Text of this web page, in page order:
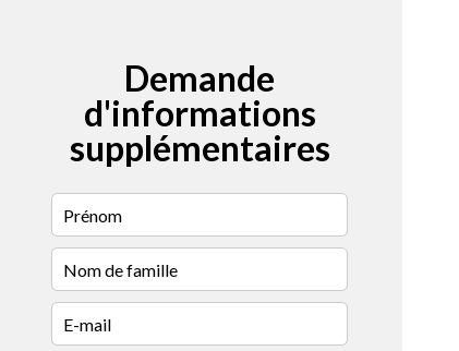
Demande
d'informations
supplémentaires